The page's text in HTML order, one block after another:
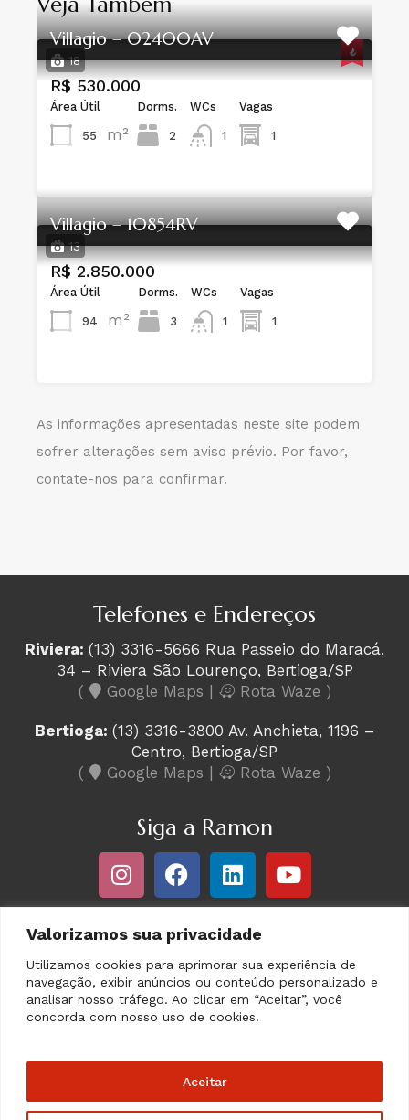
Valorizamos sua privacidade
Utilizamos cookies para aprimorar sua experiência de
navegação, exibir anúncios ou conteúdo personalizado e
analisar nosso tráfego. Ao clicar em “Aceitar”, você
concorda com nosso uso de cookies.
Aceitar
18
Villagio – 02400AV
R$ 530.000
Dorms.
2
WCs
1
Área Útil
55 m²
Vagas
1
13
Villagio – 10854RV
R$ 2.850.000
Dorms.
3
WCs
1
Área Útil
94 m²
Vagas
1
As informações apresentadas neste site podem
sofrer alterações sem aviso prévio. Por favor,
contate-nos para confirmar.
Telefones e Endereços
Riviera: (13) 3316-5666 Rua Passeio do Maracá,
34 – Riviera São Lourenço, Bertioga/SP
(
Google Maps | Rota Waze )
Bertioga: (13) 3316-3800 Av. Anchieta, 1196 –
Centro, Bertioga/SP
(
Google Maps | Rota Waze )
Siga a Ramon
desenvolvido por: